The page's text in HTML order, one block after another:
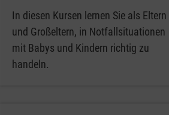
In diesen Kursen lernen Sie als Eltern
und Großeltern, in Notfallsituationen
mit Babys und Kindern richtig zu
handeln.